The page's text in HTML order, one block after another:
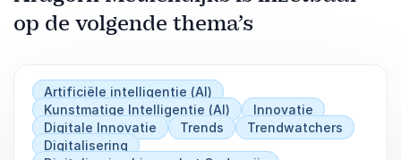
tijdperk
voor de eigen organisatie en een nieuwe kijk op
wat mogelijk wordt wanneer leiders zelf leren
bouwen met AI.
op de volgende thema’s
Artificiële intelligentie (AI)
Kunstmatige Intelligentie (AI)
Innovatie
Digitale Innovatie
Trends
Trendwatchers
Digitalisering